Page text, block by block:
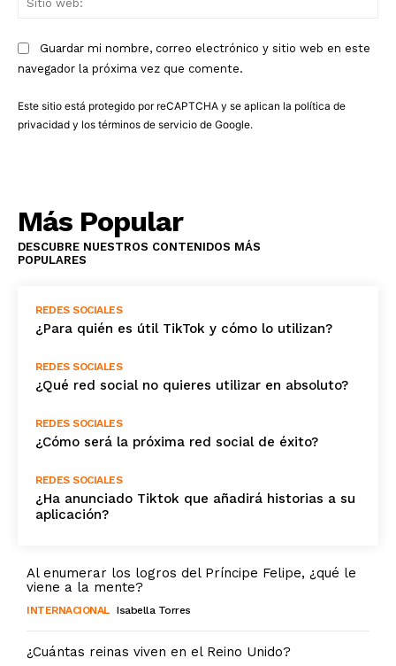
Guardar mi nombre, correo electrónico y sitio web en este
navegador la próxima vez que comente.
Este sitio está protegido por reCAPTCHA y se aplican la política de
privacidad y los términos de servicio de Google.
Más Popular
DESCUBRE NUESTROS CONTENIDOS MÁS
POPULARES
REDES SOCIALES
¿Para quién es útil TikTok y cómo lo utilizan?
REDES SOCIALES
¿Qué red social no quieres utilizar en absoluto?
REDES SOCIALES
¿Cómo será la próxima red social de éxito?
REDES SOCIALES
¿Ha anunciado Tiktok que añadirá historias a su
aplicación?
Al enumerar los logros del Príncipe Felipe, ¿qué le
viene a la mente?
INTERNACIONAL Isabella Torres
¿Cuántas reinas viven en el Reino Unido?